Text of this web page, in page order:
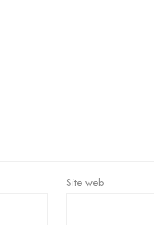
Site web